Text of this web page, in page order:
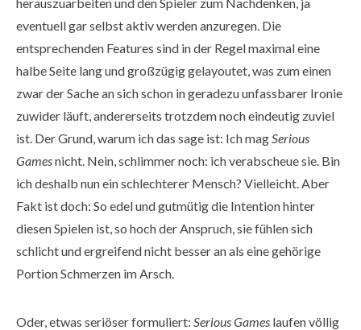
eventuell gar selbst aktiv werden anzuregen. Die
entsprechenden Features sind in der Regel maximal eine
halbe Seite lang und großzügig gelayoutet, was zum einen
zwar der Sache an sich schon in geradezu unfassbarer Ironie
zuwider läuft, andererseits trotzdem noch eindeutig zuviel
ist. Der Grund, warum ich das sage ist: Ich magSerious
Gamesnicht. Nein, schlimmer noch: ich verabscheue sie. Bin
ich deshalb nun ein schlechterer Mensch? Vielleicht. Aber
Fakt ist doch: So edel und gutmütig die Intention hinter
diesen Spielen ist, so hoch der Anspruch, sie fühlen sich
schlicht und ergreifend nicht besser an als eine gehörige
Portion Schmerzen im Arsch.
Oder, etwas seriöser formuliert: Serious Games laufen völlig